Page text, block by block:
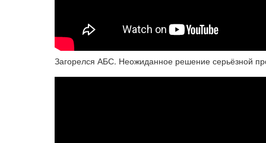
Загорелся АБС. Неожиданное решение серьёзной